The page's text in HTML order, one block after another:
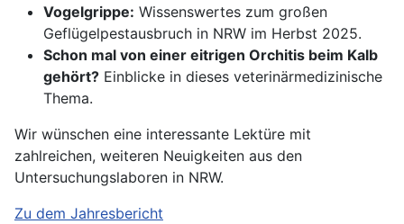
Vogelgrippe: Wissenswertes zum großen
Geflügelpestausbruch in NRW im Herbst 2025.
Schon mal von einer eitrigen Orchitis beim Kalb
gehört? Einblicke in dieses veterinärmedizinische
Thema.
Wir wünschen eine interessante Lektüre mit
zahlreichen, weiteren Neuigkeiten aus den
Untersuchungslaboren in NRW.
Zu dem Jahresbericht